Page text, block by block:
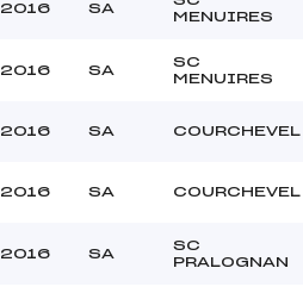
Température départ :
2016 SA
MENUIRES
2016 SA
SC
MENUIRES
2016 SA COURCHEVEL
2016 SA COURCHEVEL
2016 SA
SC
PRALOGNAN